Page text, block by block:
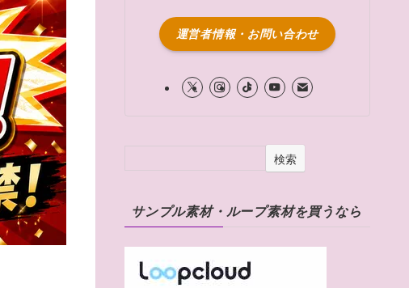
運営者情報・お問い合わせ
検索
サンプル素材・ループ素材を買うなら